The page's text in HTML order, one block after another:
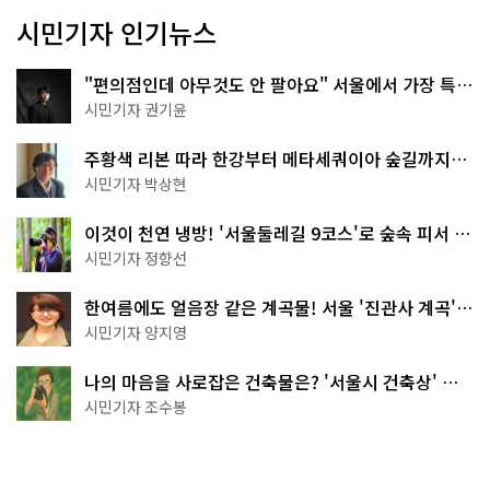
시민기자 인기뉴스
"편의점인데 아무것도 안 팔아요" 서울에서 가장 특별
한 편의점의 정체
시민기자 권기윤
주황색 리본 따라 한강부터 메타세쿼이아 숲길까지…
서울둘레길 15코스
시민기자 박상현
이것이 천연 냉방! '서울둘레길 9코스'로 숲속 피서 떠
나볼까
시민기자 정향선
한여름에도 얼음장 같은 계곡물! 서울 '진관사 계곡'이
천국이네~
시민기자 양지영
나의 마음을 사로잡은 건축물은? '서울시 건축상' 수
상작 공개!
시민기자 조수봉